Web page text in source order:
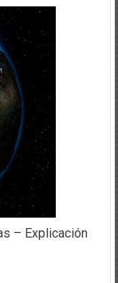
– Explicación